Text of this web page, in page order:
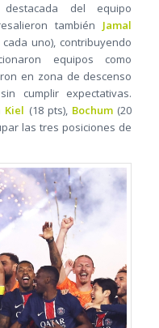
del equipo
también Jamal
cada uno), contribuyendo
equipos como
en zona de descenso
cumplir expectativas.
Kiel (18 pts), Bochum (20
las tres posiciones de